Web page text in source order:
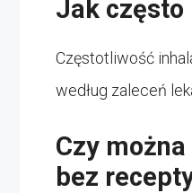
Jak często
Częstotliwość
według zaleceń
Czy
bez